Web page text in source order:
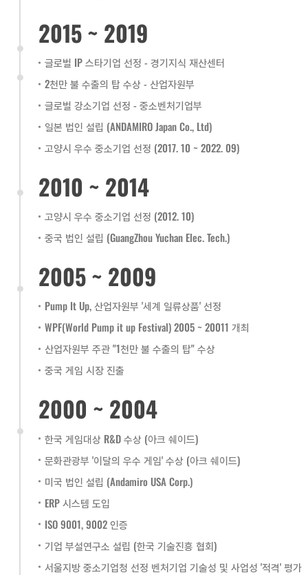
2015 ~ 2019
글로벌 IP 스타기업 선정 - 경기지식 재산센터
2천만 불 수출의 탑 수상 - 산업자원부
글로벌 강소기업 선정 - 중소벤처기업부
일본 법인 설립 (ANDAMIRO Japan Co., Ltd)
고양시 우수 중소기업 선정 (2017. 10 ~ 2022. 09)
2010 ~ 2014
고양시 우수 중소기업 선정 (2012. 10)
중국 법인 설립 (GuangZhou Yuchan Elec. Tech.)
2005 ~ 2009
Pump It Up, 산업자원부 '세계 일류상품' 선정
WPF(World Pump it up Festival) 2005 ~ 20011 개최
산업자원부 주관 "1천만 불 수출의 탑" 수상
중국 게임 시장 진출
2000 ~ 2004
한국 게임대상 R&D 수상 (아크 쉐이드)
문화관광부 '이달의 우수 게임' 수상 (아크 쉐이드)
미국 법인 설립 (Andamiro USA Corp.)
ERP 시스템 도입
ISO 9001, 9002 인증
기업 부설연구소 설립 (한국 기술진흥 협회)
서울지방 중소기업청 선정 벤처기업 기술성 및 사업성 '적격' 평가